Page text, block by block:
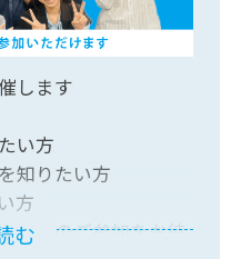
します
い方
知りたい方
方
さんのご参加をお待
む